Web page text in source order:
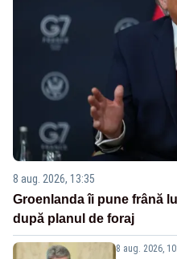
8 aug. 2026, 13:35
Groenlanda îi pune frână
după planul de foraj
8 aug. 2026,